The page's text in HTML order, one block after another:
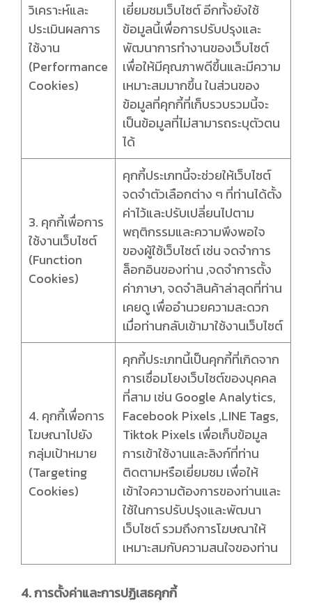
วิเคราะห์และ
ประเมินผลการ
ใช้งาน
(Performance
Cookies)
เยี่ยมชมเว็บไซต์ อีกทั้งยังใช้
ข้อมูลนี้เพื่อการปรับปรุงและ
พัฒนาการทำงานของเว็บไซต์
เพื่อให้มีคุณภาพดีขึ้นและมีความ
เหมาะสมมากขึ้น ในส่วนของ
ข้อมูลที่คุกกี้ที่เก็บรวบรวมนี้จะ
เป็นข้อมูลที่ไม่สามารถระบุตัวตน
ได้
3. คุกกี้เพื่อการ
ใช้งานเว็บไซต์
(Function
Cookies)
คุกกี้ประเภทนี้จะช่วยให้เว็บไซต์
จดจำตัวเลือกต่าง ๆ ที่ท่านได้ตั้ง
ค่าไว้และปรับเปลี่ยนไปตาม
พฤติกรรมและความพึงพอใจ
ของผู้ใช้เว็บไซต์ เช่น จดจำการ
ล็อกอินของท่าน ,จดจำการตั้ง
ค่าภาษา, จดจำสินค้าล่าสุดที่ท่าน
เคยดู เพื่ออำนวยความสะดวก
เมื่อท่านกลับเข้ามาใช้งานเว็บไซต์
4. คุกกี้เพื่อการ
โฆษณาไปยัง
กลุ่มเป้าหมาย
(Targeting
Cookies)
คุกกี้ประเภทนี้เป็นคุกกี้ที่เกิดจาก
การเชื่อมโยงเว็บไซต์ของบุคคล
ที่สาม เช่น Google Analytics,
Facebook Pixels ,LINE Tags,
Tiktok Pixels เพื่อเก็บข้อมูล
การเข้าใช้งานและลิงก์ที่ท่าน
ติดตามหรือเยี่ยมชม เพื่อให้
เข้าใจความต้องการของท่านและ
ใช้ในการปรับปรุงและพัฒนา
เว็บไซต์ รวมถึงการโฆษณาให้
เหมาะสมกับความสนใจของท่าน
4. การตั้งค่าและการปฏิเสธคุกกี้